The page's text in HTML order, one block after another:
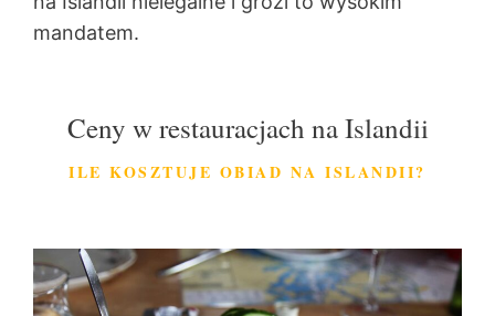
mandatem.
Ceny w restauracjach na Islandii
ILE KOSZTUJE OBIAD NA ISLANDII?